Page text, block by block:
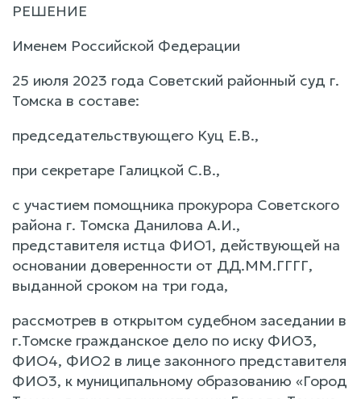
РЕШЕНИЕ
Именем Российской Федерации
25 июля 2023 года Советский районный суд г.
Томска в составе:
председательствующего Куц Е.В.,
при секретаре Галицкой С.В.,
с участием помощника прокурора Советского
района г. Томска Данилова А.И.,
представителя истца ФИО1, действующей на
основании доверенности от ДД.ММ.ГГГГ,
выданной сроком на три года,
рассмотрев в открытом судебном заседании в
г.Томске гражданское дело по иску ФИО3,
ФИО4, ФИО2 в лице законного представителя
ФИО3, к муниципальному образованию «Город